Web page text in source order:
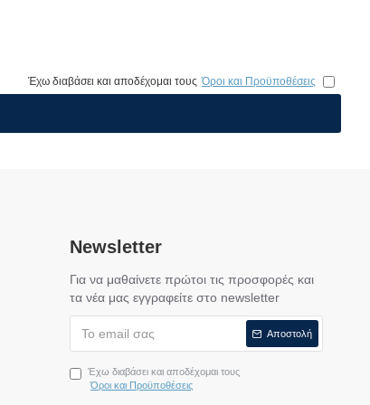
Έχω διαβάσει και αποδέχομαι τους Όροι και Προϋποθέσεις
Newsletter
Για να μαθαίνετε πρώτοι τις προσφορές και
τα νέα μας εγγραφείτε στο newsletter
Αποστολή
Έχω διαβάσει και αποδέχομαι τους
Όροι και Προϋποθέσεις